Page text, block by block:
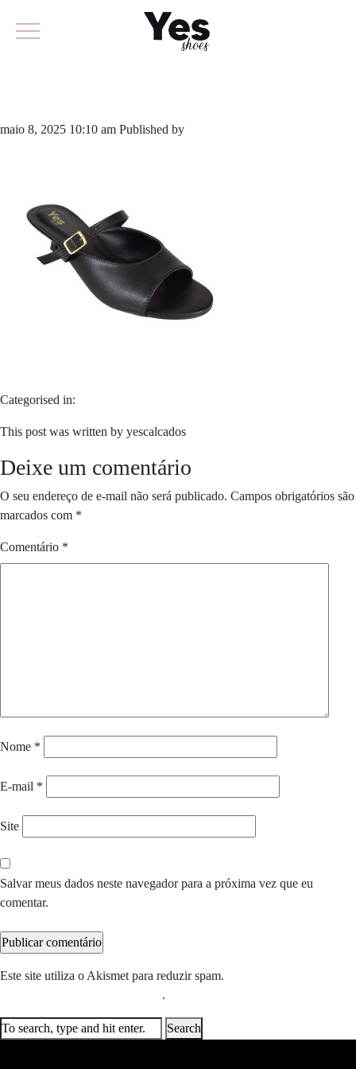
maio 8, 2025 10:10 am Published by
Categorised in:
This post was written by yescalcados
Deixe um comentário
O seu endereço de e-mail não será publicado. Campos obrigatórios são
marcados com *
Comentário *
Nome *
E-mail *
Site
Salvar meus dados neste navegador para a próxima vez que eu
comentar.
Este site utiliza o Akismet para reduzir spam.
.
Search